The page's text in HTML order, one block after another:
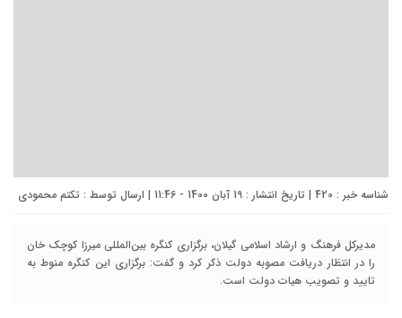
شناسه خبر : 420 | تاریخ انتشار : 19 آبان 1400 - 11:46 | ارسال توسط : تکتم محمودی
مدیرکل فرهنگ و ارشاد اسلامی گیلان، برگزاری کنگره بین‌المللی میرزا کوچک خان
را در انتظار دریافت مصوبه دولت ذکر کرد و گفت: برگزاری این کنگره منوط به
تایید و تصویب هیات دولت است.